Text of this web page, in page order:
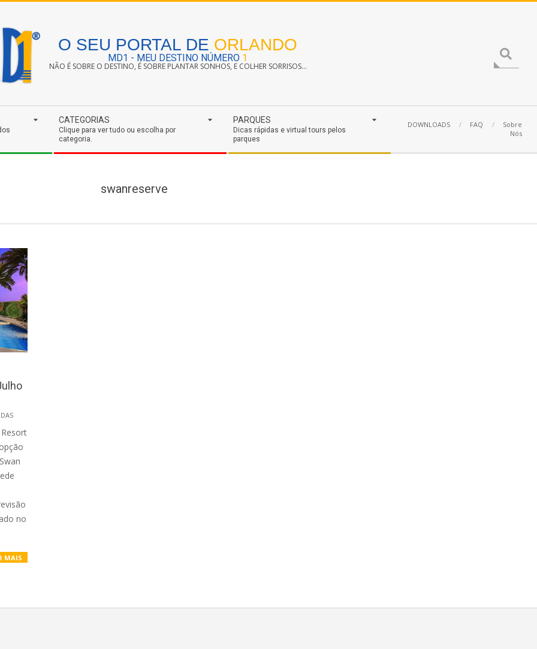
O SEU PORTAL DE ORLANDO
MD1 - MEU DESTINO NÚMERO 1
NÃO É SOBRE O DESTINO, É SOBRE PLANTAR SONHOS, E COLHER SORRISOS...
CATEGORIAS
Clique para ver tudo ou escolha por
categoria.
PARQUES
Dicas rápidas e virtual tours pelos
parques
DOWNLOADS FAQ
Sobre
Nós
swanreserve
no
MAIS